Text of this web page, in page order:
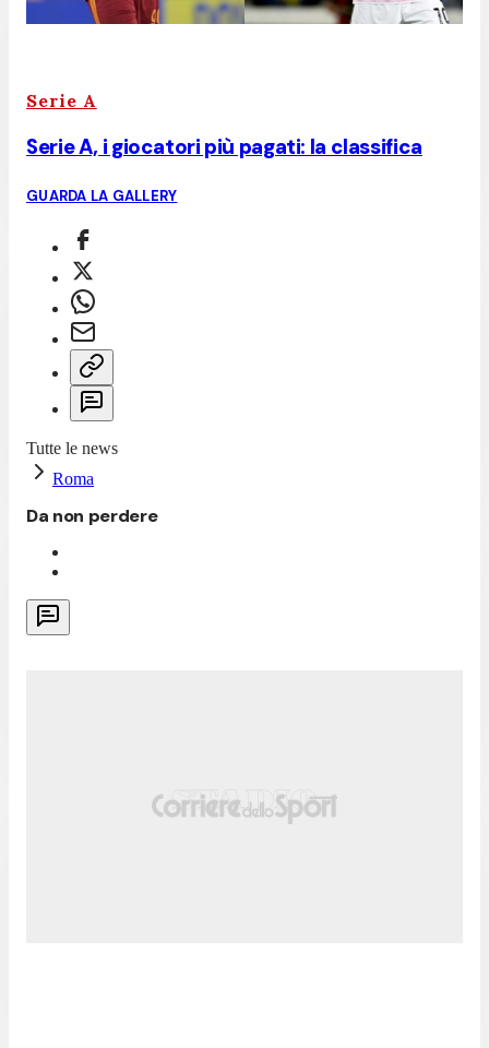
Serie A
Serie A, i giocatori più pagati: la classifica
GUARDA LA GALLERY
Tutte le news
Roma
Da non perdere